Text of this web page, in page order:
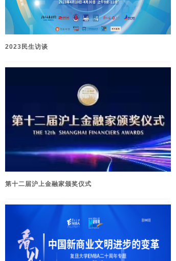
2023民生访谈
第十二届沪上金融家颁奖仪式